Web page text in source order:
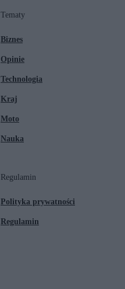
Tematy
Biznes
Opinie
Technologia
Kraj
Moto
Nauka
Regulamin
Polityka prywatności
Regulamin